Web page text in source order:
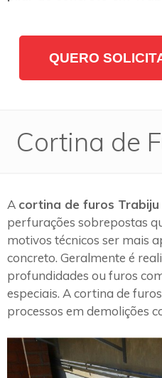
QUERO
Cortina de
A cortina de furos Trabiju
perfurações sobrepostas
motivos técnicos ser mais
concreto. Geralmente é
profundidades ou furos
especiais. A cortina de
processos em demolições